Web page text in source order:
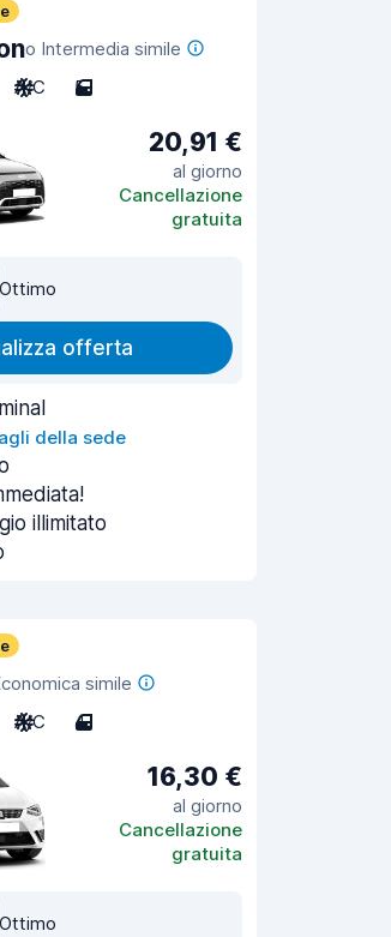
o Intermedia simile
A/C 5
20,91 €
al giorno
Cancellazione
gratuita
Ottimo
offerta
della sede
illimitato
simile
A/C 4
16,30 €
al giorno
Cancellazione
gratuita
Ottimo